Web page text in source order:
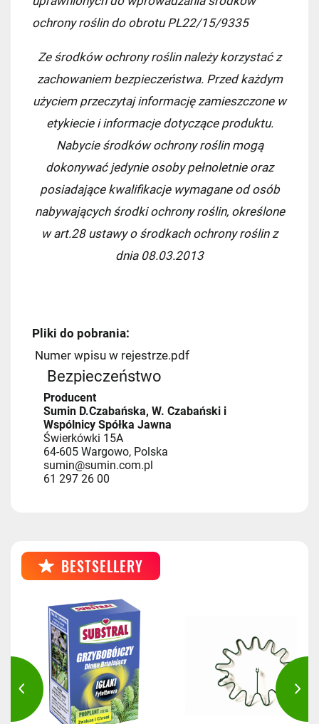
ochrony roślin do obrotu PL22/15/9335
Ze środków ochrony roślin należy korzystać z
zachowaniem bezpieczeństwa. Przed każdym
użyciem przeczytaj informację zamieszczone w
etykiecie i informacje dotyczące produktu.
Nabycie środków ochrony roślin mogą
dokonywać jedynie osoby pełnoletnie oraz
posiadające kwalifikacje wymagane od osób
nabywających środki ochrony roślin, określone
w art.28 ustawy o środkach ochrony roślin z
dnia 08.03.2013
Pliki do pobrania:
Numer wpisu w rejestrze.pdf
Bezpieczeństwo
Producent
Sumin D.Czabańska, W. Czabański i
Wspólnicy Spółka Jawna
Świerkówki 15A
64-605 Wargowo, Polska
sumin@sumin.com.pl
61 297 26 00
BESTSELLERY